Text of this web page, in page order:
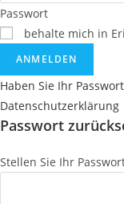
Passwort
behalte mich in
ANMELDEN
Haben Sie Ihr
Datenschutzerklärung
Passwort
Stellen Sie Ihr